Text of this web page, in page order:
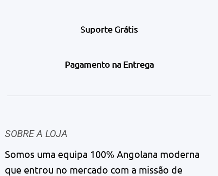
Suporte Grátis
Pagamento na Entrega
SOBRE A LOJA
Somos uma equipa 100% Angolana moderna
que entrou no mercado com a missão de